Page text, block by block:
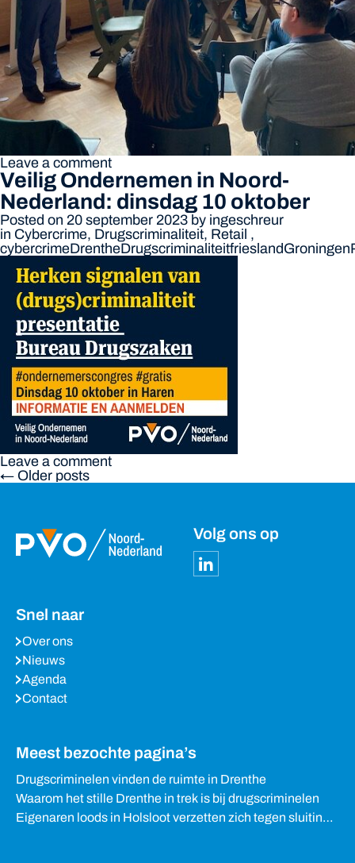
Leave a comment
Veilig Ondernemen in Noord-
Nederland: dinsdag 10 oktober
Posted on 20 september 2023 by ingeschreur
in Cybercrime, Drugscriminaliteit, Retail ,
cybercrimeDrentheDrugscriminaliteitfrieslandGroningen
Leave a comment
← Older posts
Volg ons op
Snel naar
Over ons
Nieuws
Agenda
Contact
Meest bezochte pagina’s
Drugscriminelen vinden de ruimte in Drenthe
Waarom het stille Drenthe in trek is bij drugscriminelen
Eigenaren loods in Holsloot verzetten zich tegen sluiting